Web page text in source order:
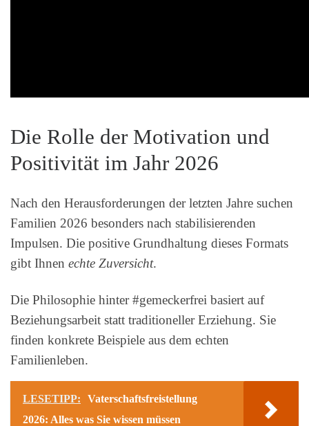
Die Rolle der Motivation und
Positivität im Jahr 2026
Nach den Herausforderungen der letzten Jahre suchen
Familien 2026 besonders nach stabilisierenden
Impulsen. Die positive Grundhaltung dieses Formats
gibt Ihnen echte Zuversicht.
Die Philosophie hinter #gemeckerfrei basiert auf
Beziehungsarbeit statt traditioneller Erziehung. Sie
finden konkrete Beispiele aus dem echten
Familienleben.
LESETIPP:
Vaterschaftsfreistellung
2026: Alles was Sie wissen müssen